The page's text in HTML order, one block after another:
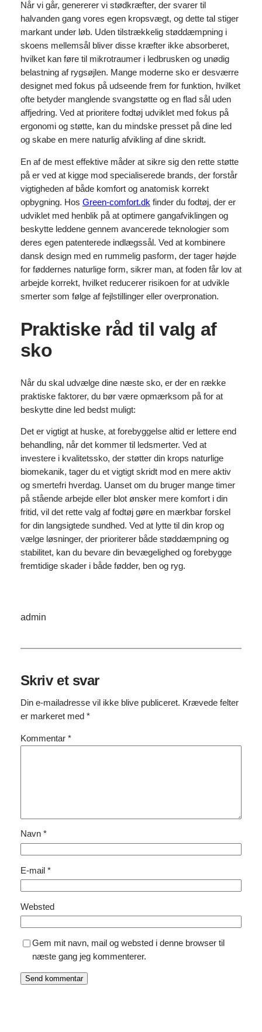
Når vi går, genererer vi stødkræfter, der svarer til
halvanden gang vores egen kropsvægt, og dette tal stiger
markant under løb. Uden tilstrækkelig støddæmpning i
skoens mellemsål bliver disse kræfter ikke absorberet,
hvilket kan føre til mikrotraumer i ledbrusken og unødig
belastning af rygsøjlen. Mange moderne sko er desværre
designet med fokus på udseende frem for funktion, hvilket
ofte betyder manglende svangstøtte og en flad sål uden
affjedring. Ved at prioritere fodtøj udviklet med fokus på
ergonomi og støtte, kan du mindske presset på dine led
og skabe en mere naturlig afvikling af dine skridt.
En af de mest effektive måder at sikre sig den rette støtte
på er ved at kigge mod specialiserede brands, der forstår
vigtigheden af både komfort og anatomisk korrekt
opbygning. Hos Green-comfort.dk finder du fodtøj, der er
udviklet med henblik på at optimere gangafviklingen og
beskytte leddene gennem avancerede teknologier som
deres egen patenterede indlægssål. Ved at kombinere
dansk design med en rummelig pasform, der tager højde
for føddernes naturlige form, sikrer man, at foden får lov at
arbejde korrekt, hvilket reducerer risikoen for at udvikle
smerter som følge af fejlstillinger eller overpronation.
Praktiske råd til valg af
sko
Når du skal udvælge dine næste sko, er der en række
praktiske faktorer, du bør være opmærksom på for at
beskytte dine led bedst muligt:
Det er vigtigt at huske, at forebyggelse altid er lettere end
behandling, når det kommer til ledsmerter. Ved at
investere i kvalitetssko, der støtter din krops naturlige
biomekanik, tager du et vigtigt skridt mod en mere aktiv
og smertefri hverdag. Uanset om du bruger mange timer
på stående arbejde eller blot ønsker mere komfort i din
fritid, vil det rette valg af fodtøj gøre en mærkbar forskel
for din langsigtede sundhed. Ved at lytte til din krop og
vælge løsninger, der prioriterer både støddæmpning og
stabilitet, kan du bevare din bevægelighed og forebygge
fremtidige skader i både fødder, ben og ryg.
admin
Skriv et svar
Din e-mailadresse vil ikke blive publiceret. Krævede felter
er markeret med *
Kommentar *
Navn *
E-mail *
Websted
Gem mit navn, mail og websted i denne browser til
næste gang jeg kommenterer.